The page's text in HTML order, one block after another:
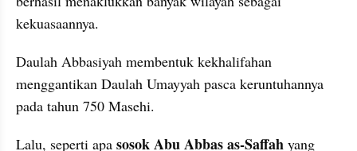
kekuasaannya.
Daulah Abbasiyah membentuk kekhalifahan
menggantikan Daulah Umayyah pasca keruntuhannya
pada tahun 750 Masehi.
Lalu, seperti apa sosok Abu Abbas as-Saffah yang